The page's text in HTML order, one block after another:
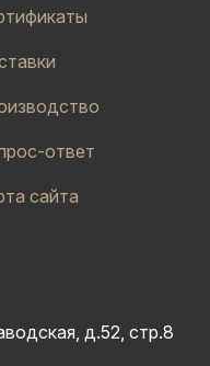
ответ
сайта
д.52, стр.8